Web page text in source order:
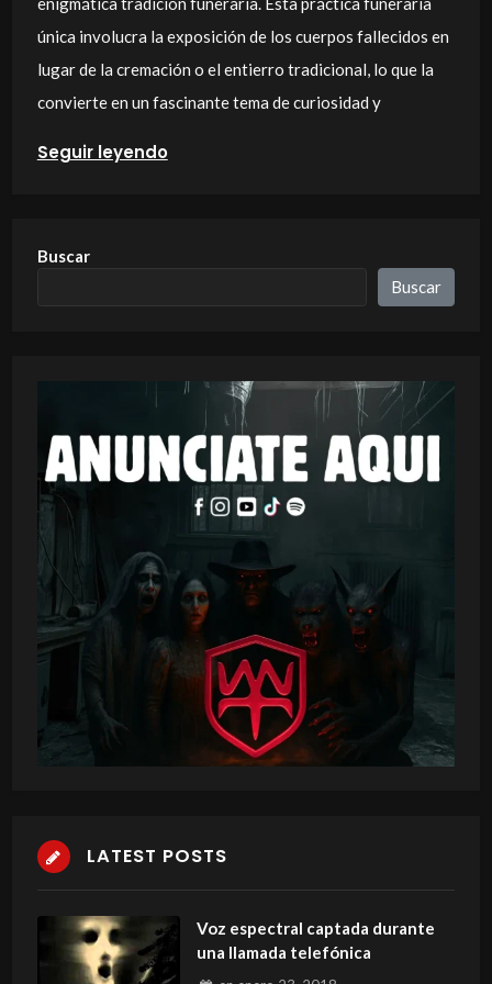
única involucra la exposición de los cuerpos fallecidos en
lugar de la cremación o el entierro tradicional, lo que la
convierte en un fascinante tema de curiosidad y
Seguir leyendo
Buscar
Buscar
LATEST POSTS
Voz espectral captada durante
una llamada telefónica